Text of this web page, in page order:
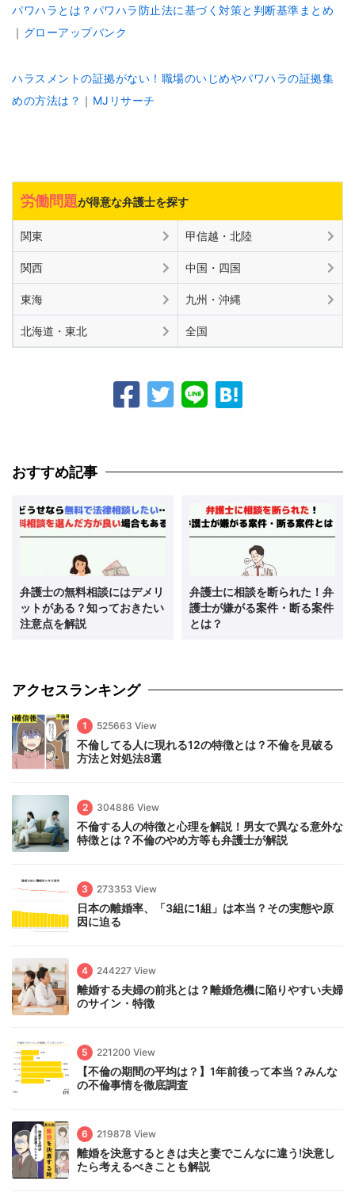
パワハラとは？パワハラ防止法に基づく対策と判断基準まとめ
｜ グローアップバンク
ハラスメントの証拠がない！ 職場のいじめやパワハラの証拠集
めの方法は？ ｜ MJリサーチ
労働問題が得意な弁護士を探す
関東 甲信越・北陸
関西 中国・四国
東海 九州・沖縄
北海道・東北 全国
おすすめ記事
弁護士の無料相談にはデメリ
ットがある？知っておきたい
注意点を解説
弁護士に相談を断られた！弁
護士が嫌がる案件・断る案件
とは？
アクセスランキング
1 525663 View
不倫してる人に現れる12の特徴とは？不倫を見破る
方法と対処法8選
2 304886 View
不倫する人の特徴と心理を解説！男女で異なる意外な
特徴とは？不倫のやめ方等も弁護士が解説
3 273353 View
日本の離婚率、「3組に1組」は本当？その実態や原
因に迫る
4 244227 View
離婚する夫婦の前兆とは？離婚危機に陥りやすい夫婦
のサイン・特徴
5 221200 View
【不倫の期間の平均は？】1年前後って本当？みんな
の不倫事情を徹底調査
6 219878 View
離婚を決意するときは夫と妻でこんなに違う!決意し
たら考えるべきことも解説